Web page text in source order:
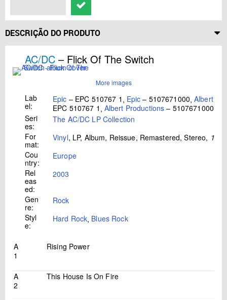
DESCRIÇÃO DO PRODUTO
AC/DC – Flick Of The Switch
More images
Lab
el:
Epic – EPC 510767 1 , Epic – 5107671000,Albert
EPC 510767 1 , Albert Productions – 5107671000
Seri
es:
The AC/DC LP Collection
For
mat:
Vinyl, LP, Album, Reissue, Remastered, Stereo, 180
Cou
ntry:
Europe
Rel
eas
ed:
2003
Gen
re:
Rock
Styl
e:
Hard Rock, Blues Rock
A
1
Rising Power
A
2
This House Is On Fire